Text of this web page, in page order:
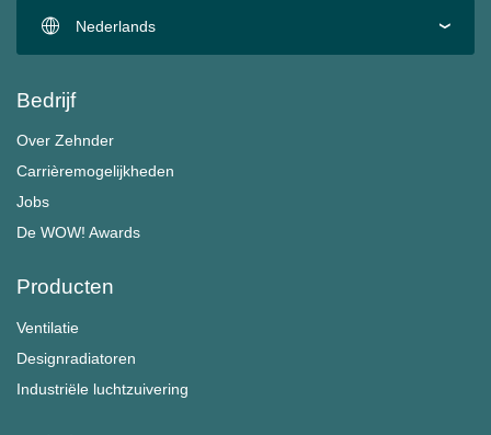
Nederlands
Bedrijf
Over Zehnder
Carrièremogelijkheden
Jobs
De WOW! Awards
Producten
Ventilatie
Designradiatoren
Industriële luchtzuivering